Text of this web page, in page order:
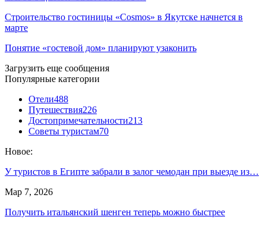
Строительство гостиницы «Cosmos» в Якутске начнется в
марте
Понятие «гостевой дом» планируют узаконить
Загрузить еще сообщения
Популярные категории
Отели488
Путешествия226
Достопримечательности213
Советы туристам70
Новое:
У туристов в Египте забрали в залог чемодан при выезде из…
Мар 7, 2026
Получить итальянский шенген теперь можно быстрее